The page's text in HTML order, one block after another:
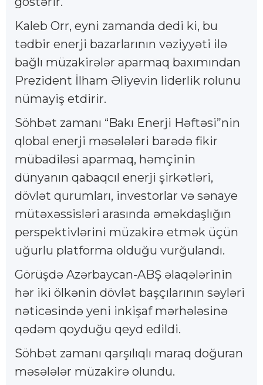
Kaleb Orr, eyni zamanda dedi ki, bu
tədbir enerji bazarlarının vəziyyəti ilə
bağlı müzakirələr aparmaq baxımından
Prezident İlham Əliyevin liderlik rolunu
nümayiş etdirir.
Söhbət zamanı “Bakı Enerji Həftəsi”nin
qlobal enerji məsələləri barədə fikir
mübadiləsi aparmaq, həmçinin
dünyanın qabaqcıl enerji şirkətləri,
dövlət qurumları, investorlar və sənaye
mütəxəssisləri arasında əməkdaşlığın
perspektivlərini müzakirə etmək üçün
uğurlu platforma olduğu vurğulandı.
Görüşdə Azərbaycan-ABŞ əlaqələrinin
hər iki ölkənin dövlət başçılarının səyləri
nəticəsində yeni inkişaf mərhələsinə
qədəm qoyduğu qeyd edildi.
Söhbət zamanı qarşılıqlı maraq doğuran
məsələlər müzakirə olundu.